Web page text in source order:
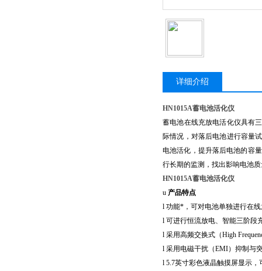
详细介绍
HN1015A蓄电池活化仪
蓄电池在线充放电活化仪具有
际情况，对落后电池进行容量
电池活化，提升落后电池的容
行长期的监测，找出影响电池
HN1015A蓄电池活化仪
u 产品特点
l 功能*，可对电池单独进行在
l 可进行恒流放电、智能三阶段
l 采用高频交换式（High
l 采用电磁干扰（EMI）抑制与
l 5.7英寸彩色液晶触摸屏显示